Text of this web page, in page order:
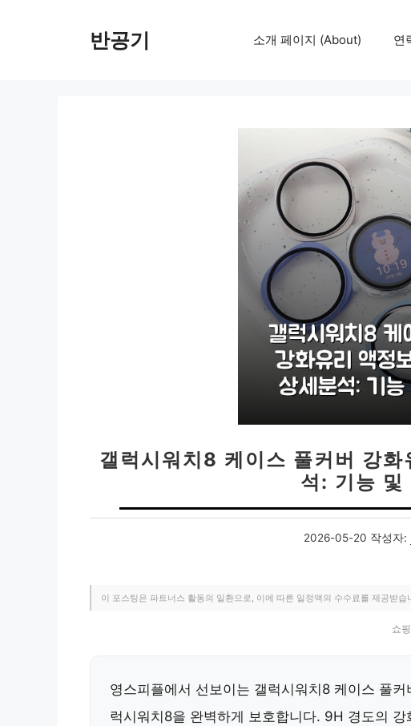
반공기 소개 페이지 (About) 연
갤럭시워치8 케이스 풀커버 강
석: 기능 및
2026-05-20 작성자:
이 포스팅은 파트너스 활동의 일환으로, 이에 따른 일정액의 수수료를 제공받습
쇼
영스피플에서 선보이는 갤럭시워치8 케이스 풀
럭시워치8을 완벽하게 보호합니다. 9H 경도의